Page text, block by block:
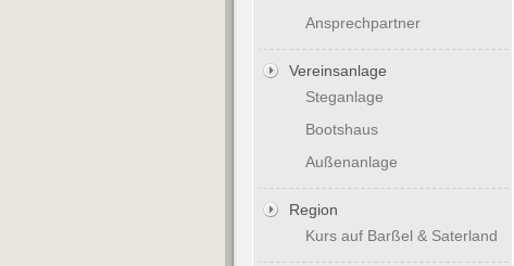
Ansprechpartner
Vereinsanlage
Steganlage
Bootshaus
Außenanlage
Region
Kurs auf Barßel & Saterland